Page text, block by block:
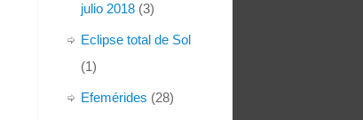
julio 2018 (3)
Eclipse total de Sol
(1)
Efemérides (28)